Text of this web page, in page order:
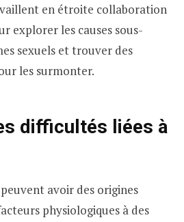
en étroite collaboration
explorer les causes sous-
sexuels et trouver des
les surmonter.
difficultés liées à
avoir des origines
physiologiques à des